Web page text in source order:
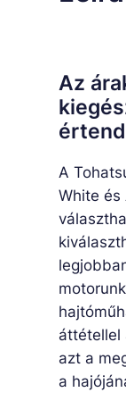
g
Az
A
White és
áttétellel
azt a
a